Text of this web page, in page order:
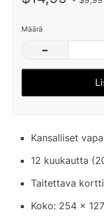
Määrä
–
Kansalliset
12 kuukautta
Taitettava
Koko: 254 x